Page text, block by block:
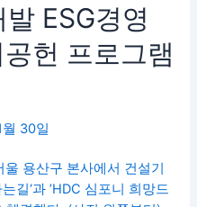
ESG경영
헌 프로그램
30일